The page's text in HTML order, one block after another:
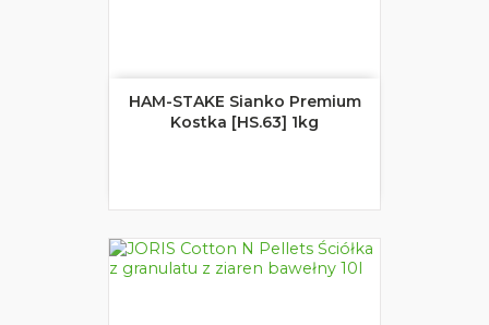
HAM-STAKE Sianko Premium
Kostka [HS.63] 1kg